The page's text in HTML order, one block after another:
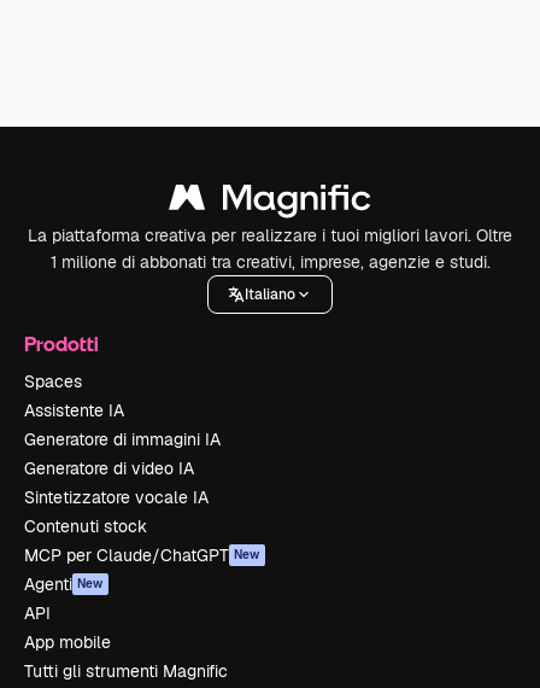
La piattaforma creativa per realizzare i tuoi migliori lavori. Oltre
1 milione di abbonati tra creativi, imprese, agenzie e studi.
Italiano
Prodotti
Spaces
Assistente IA
Generatore di immagini IA
Generatore di video IA
Sintetizzatore vocale IA
Contenuti stock
MCP per Claude/ChatGPT New
Agenti New
API
App mobile
Tutti gli strumenti Magnific